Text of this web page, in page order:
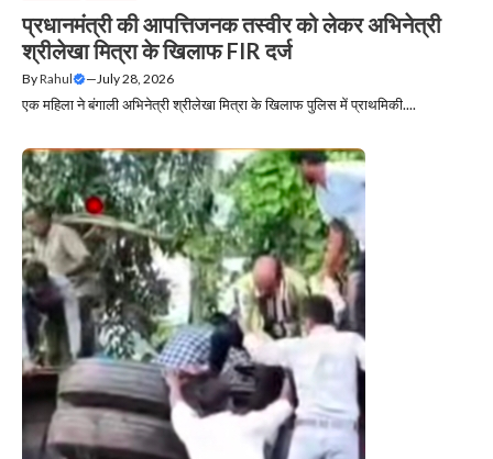
प्रधानमंत्री की आपत्तिजनक तस्वीर को लेकर अभिनेत्री
श्रीलेखा मित्रा के खिलाफ FIR दर्ज
ByRahul —July 28, 2026
एक महिला ने बंगाली अभिनेत्री श्रीलेखा मित्रा के खिलाफ पुलिस में प्राथमिकी....